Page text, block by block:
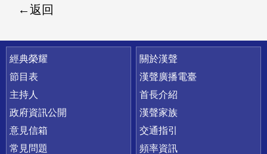
返回
快速連結
經典榮耀
節目表
主持人
政府資訊公開
意見信箱
常見問題
關於漢聲
漢聲廣播電臺
首長介紹
漢聲家族
交通指引
頻率資訊